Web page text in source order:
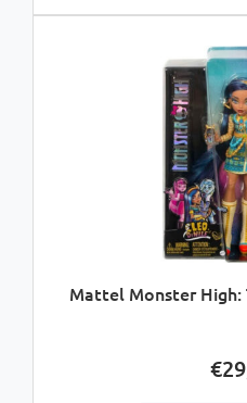
Mattel Monster
€